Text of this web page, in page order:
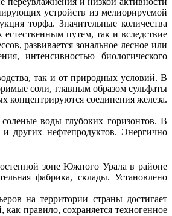
устройств из мелиорируемой
торфа. Значительные количества
путем, так и вследствие
развивается зональное лесное или
, интенсивностью биологического
так и от природных условий. В
соли, главным образом сульфаты
концентрируются соединения железа.
воды глубоких горизонтов. В
других нефтепродуктов. Энергично
зоне Южного Урала в районе
фабрика, склады. Установлено
на территории страны достигает
как правило, сохраняется техногенное